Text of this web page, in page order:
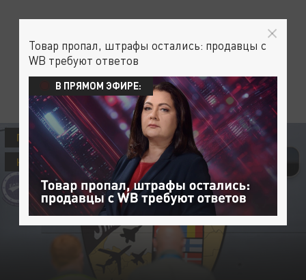
ПОЛИТИКА
УКРАИНА
НАСТУПЛЕНИЕ ВСУ. ГОРЯЧАЯ ФАЗА
Товар пропал, штрафы остались: продавцы с
WB требуют ответов
В ПРЯМОМ ЭФИРЕ: